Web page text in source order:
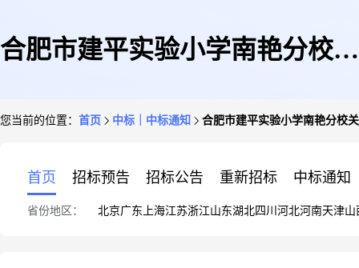
合肥市建平实验小学南艳分校关
您当前的位置： 首页 中标｜中标通知 合肥市建平实验小学南艳分校
首页 招标预告 招标公告 重新招标 中标通知
省份地区： 北京广东 上海江苏浙江山东湖北四川 河北河南天津山